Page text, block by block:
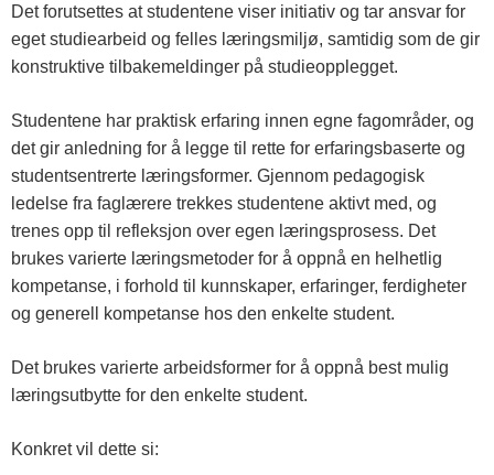
Det forutsettes at studentene viser initiativ og tar ansvar for
eget studiearbeid og felles læringsmiljø, samtidig som de gir
konstruktive tilbakemeldinger på studieopplegget.
Studentene har praktisk erfaring innen egne fagområder, og
det gir anledning for å legge til rette for erfaringsbaserte og
studentsentrerte læringsformer. Gjennom pedagogisk
ledelse fra faglærere trekkes studentene aktivt med, og
trenes opp til refleksjon over egen læringsprosess. Det
brukes varierte læringsmetoder for å oppnå en helhetlig
kompetanse, i forhold til kunnskaper, erfaringer, ferdigheter
og generell kompetanse hos den enkelte student.
Det brukes varierte arbeidsformer for å oppnå best mulig
læringsutbytte for den enkelte student.
Konkret vil dette si: